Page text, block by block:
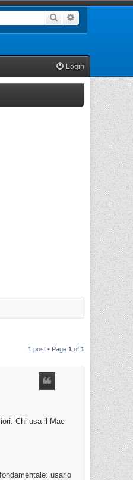
Search
Login
1 post • Page 1 of 1
Chi usa il Mac
usarlo